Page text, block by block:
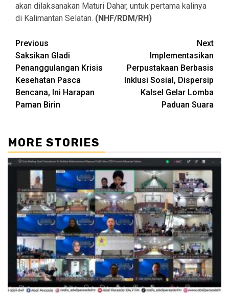
akan dilaksanakan Maturi Dahar, untuk pertama kalinya
di Kalimantan Selatan. (NHF/RDM/RH)
Continue
Reading
Previous
Saksikan Gladi
Penanggulangan Krisis
Kesehatan Pasca
Bencana, Ini Harapan
Paman Birin
Next
Implementasikan
Perpustakaan Berbasis
Inklusi Sosial, Dispersip
Kalsel Gelar Lomba
Paduan Suara
MORE STORIES